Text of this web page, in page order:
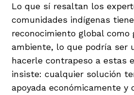
Lo que sí resaltan los
comunidades indígenas
reconocimiento global como
ambiente, lo que podría ser
hacerle contrapeso a estas
insiste: cualquier solución
apoyada económicamente y